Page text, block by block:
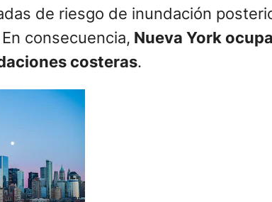
de riesgo de inundación
consecuencia, Nueva York
costeras.